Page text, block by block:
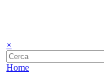
×
Home